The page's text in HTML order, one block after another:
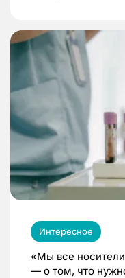
Интересное
«Мы все
— о том, что